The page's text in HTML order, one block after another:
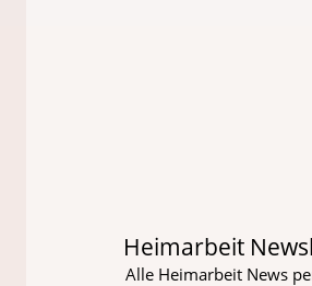
Heimarbeit
Alle Heimarbeit News